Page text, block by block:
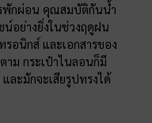
รพักผ่อน คุณสมบัติกันน้ำ
น์อย่างยิ่งในช่วงฤดูฝน
อนิกส์ และเอกสารของ
าม กระเป๋าไนลอนก็มี
ละมักจะเสียรูปทรงได้